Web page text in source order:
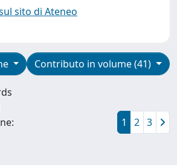
sito di Ateneo
Contributo in volume (41)
1 2 3